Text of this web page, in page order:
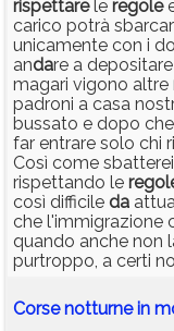
rispettarele regole
carico potrà
unicamente con i
andare a
magari vigono altre
padroni a casa
bussato e dopo
far entrare solo chi
Così come
rispettando le
così difficile da
che l'immigrazione
quando anche non
purtroppo, a certi
Corse notturne in